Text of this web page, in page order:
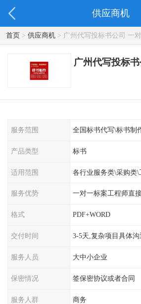
供应商机
首页> 供应商机> 广州代写投标书公司 一
广州代写投标
服务范围 全国标书代写\标书制
产品类型 标书
适用范围 各行业服务类\采购类\
服务优势 一对一标案工程师直
格式 PDF+WORD
交付时间 3-5天,复杂项目具体沟
服务人员 大中小企业
保密情况 签保密协议或者合同
服务人群 商务